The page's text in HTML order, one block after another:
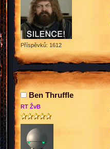
Příspěvků: 1612
Ben Thruffle
RT ŽvB